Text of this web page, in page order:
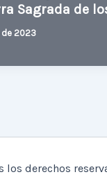
Sagrada de
2023
los derechos